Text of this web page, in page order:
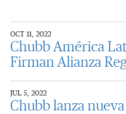
OCT 11, 2022
Chubb América
Firman Alianza
JUL 5, 2022
Chubb lanza